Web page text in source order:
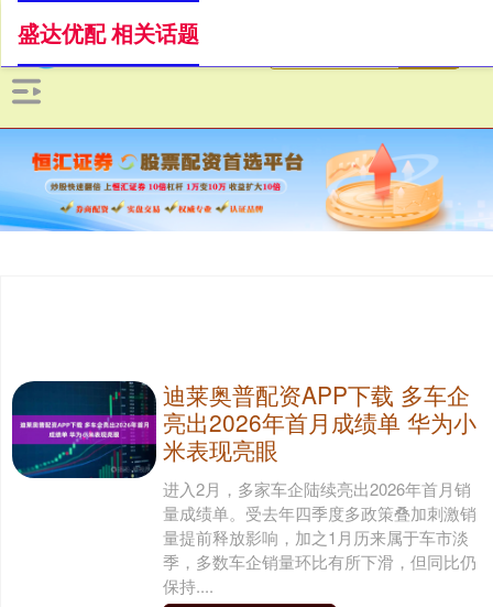
盛达优配 相关话题
迪莱奥普配资APP下载 多车企
亮出2026年首月成绩单 华为小
米表现亮眼
进入2月，多家车企陆续亮出2026年首月销
量成绩单。受去年四季度多政策叠加刺激销
量提前释放影响，加之1月历来属于车市淡
季，多数车企销量环比有所下滑，但同比仍
保持....